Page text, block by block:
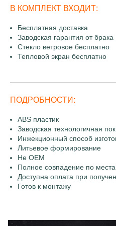
В КОМПЛЕКТ ВХОДИТ:
Бесплатная доставка
Заводская гарантия от
Стекло ветровое бесплатно
Тепловой экран бесплатно
ПОДРОБНОСТИ:
ABS пластик
Заводская технологичная
Инжекционный способ
Литьевое формирование
Не OEM
Полное совпадение по
Доступна оплата при
Готов к монтажу